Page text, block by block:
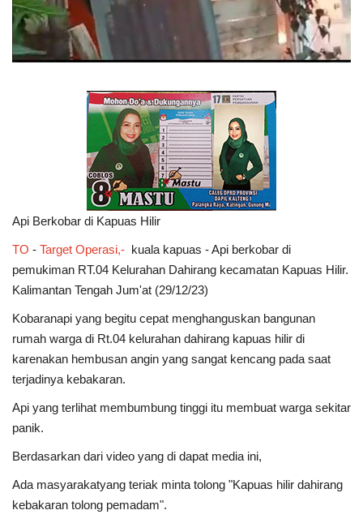
Api Berkobar di Kapuas Hilir
TO - Target Operasi,- kuala kapuas - Api berkobar di
pemukiman RT.04 Kelurahan Dahirang kecamatan Kapuas Hilir.
Kalimantan Tengah Jum'at (29/12/23)
Kobaranapi yang begitu cepat menghanguskan bangunan
rumah warga di Rt.04 kelurahan dahirang kapuas hilir di
karenakan hembusan angin yang sangat kencang pada saat
terjadinya kebakaran.
Api yang terlihat membumbung tinggi itu membuat warga sekitar
panik.
Berdasarkan dari video yang di dapat media ini,
Ada masyarakatyang teriak minta tolong "Kapuas hilir dahirang
kebakaran tolong pemadam".